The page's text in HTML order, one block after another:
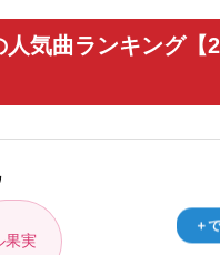
人気曲ランキング【
＋
果実